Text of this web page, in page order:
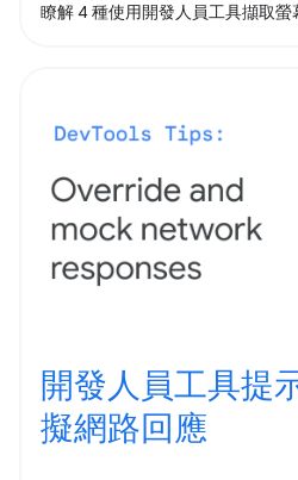
瞭解 4 種使用開發人員工具擷取螢
開發人員工具提
擬網路回應